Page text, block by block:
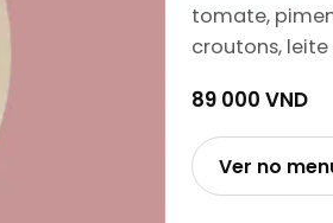
tomate,
croutons,
89 000 VND
Ver no